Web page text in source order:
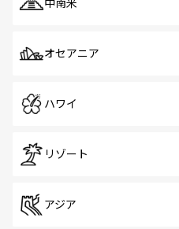
中南米
オセアニア
ハワイ
リゾート
アジア